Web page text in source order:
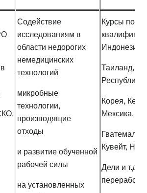
Содействие
исследованиям в
области недорогих
немедицинских
технологий
микробные
технологии,
производящие
отходы
и развитие обученной
рабочей силы
на установленных
Курсы
Индонезии;
Таиланд,
Республика
Корея,
Мексика,
Гватемала,
Кувейт,
Дели и т.д.